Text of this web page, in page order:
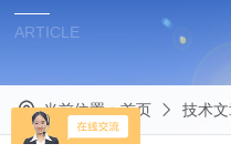
ARTICLE
当前位置：首页 技术